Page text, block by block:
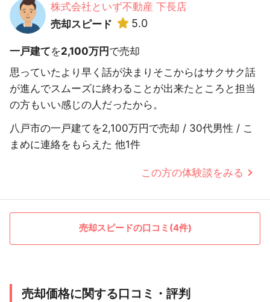
株式会社といず不動産 下長店
売却スピード
5.0
一戸建てを2,100万円 で売却
思っていたより早く話が決まりそこからはサクサク話
が進んでスムーズに終わることが出来たところと担当
の方もいい感じの人だったから。
八戸市の一戸建てを2,100万円で売却 / 30代男性 / こ
まめに連絡をもらえた 他1件
この方の体験談をみる
売却スピードの口コミ(4件)
売却価格に関する口コミ・評判